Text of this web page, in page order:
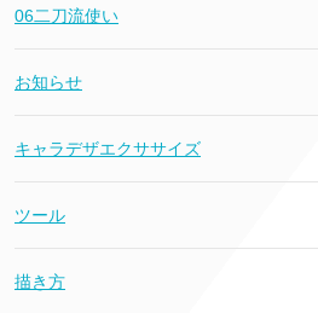
06二刀流使い
お知らせ
キャラデザエクササイズ
ツール
描き方